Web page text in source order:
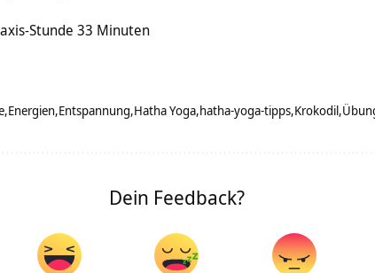
Stunde 33 Minuten
Energien Entspannung Hatha Yoga hatha-yoga-tipps Krokodil
Dein Feedback?